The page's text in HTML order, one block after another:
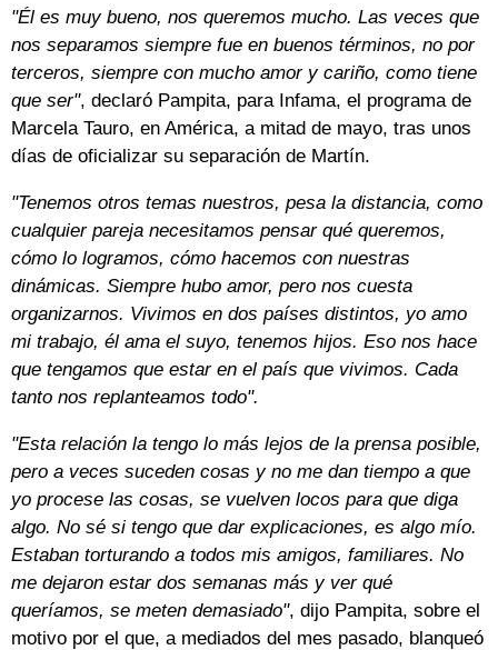
"Él es muy bueno, nos queremos mucho. Las veces que
nos separamos siempre fue en buenos términos, no por
terceros, siempre con mucho amor y cariño, como tiene
que ser", declaró Pampita, para Infama, el programa de
Marcela Tauro, en América, a mitad de mayo, tras unos
días de oficializar su separación de Martín.
"Tenemos otros temas nuestros, pesa la distancia, como
cualquier pareja necesitamos pensar qué queremos,
cómo lo logramos, cómo hacemos con nuestras
dinámicas. Siempre hubo amor, pero nos cuesta
organizarnos. Vivimos en dos países distintos, yo amo
mi trabajo, él ama el suyo, tenemos hijos. Eso nos hace
que tengamos que estar en el país que vivimos. Cada
tanto nos replanteamos todo".
"Esta relación la tengo lo más lejos de la prensa posible,
pero a veces suceden cosas y no me dan tiempo a que
yo procese las cosas, se vuelven locos para que diga
algo. No sé si tengo que dar explicaciones, es algo mío.
Estaban torturando a todos mis amigos, familiares. No
me dejaron estar dos semanas más y ver qué
queríamos, se meten demasiado", dijo Pampita, sobre el
motivo por el que, a mediados del mes pasado, blanqueó